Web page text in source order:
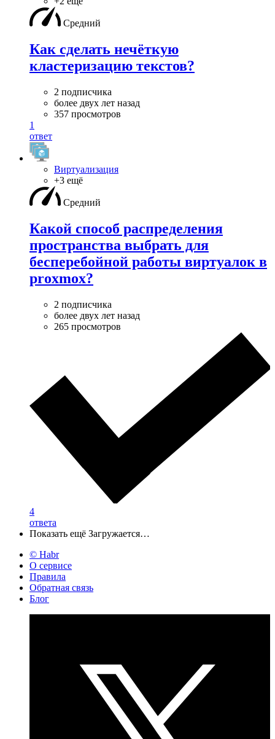
Средний
Как сделать нечёткую
кластеризацию текстов?
2 подписчика
более двух лет назад
357 просмотров
1
ответ
Виртуализация
+3 ещё
Средний
Какой способ распределения
пространства выбрать для
бесперебойной работы виртуалок в
proxmox?
2 подписчика
более двух лет назад
265 просмотров
4
ответа
Показать ещё Загружается…
© Habr
О сервисе
Правила
Обратная связь
Блог